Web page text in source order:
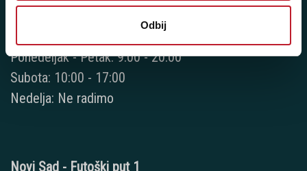
Odbij
+381 11 7777 060
Ponedeljak - Petak: 9:00 - 20:00
Subota: 10:00 - 17:00
Nedelja: Ne radimo
Novi Sad - Futoški put 1